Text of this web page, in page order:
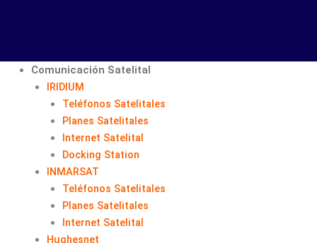
Comunicación Satelital
IRIDIUM
Teléfonos Satelitales
Planes Satelitales
Internet Satelital
Docking Station
INMARSAT
Teléfonos Satelitales
Planes Satelitales
Internet Satelital
Hughesnet